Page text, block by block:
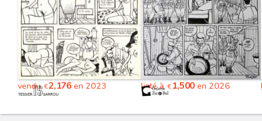
vendu€2,176en 2023 listé à €1,500en 2026